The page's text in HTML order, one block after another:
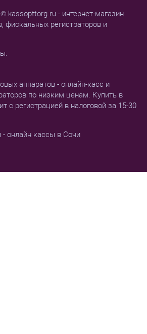
kassopttorg.ru - интернет-магазин
фискальных регистраторов и
аппаратов - онлайн-касс и
по низким ценам. Купить в
с регистрацией в налоговой за 15-30
онлайн кассы в Сочи